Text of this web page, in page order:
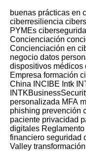
buenas prácticas en
ciberresiliencia
PYMEs
Concienciación
Concienciación en
negocio datos
dispositivos médicos
Empresa formación
China
INCIBE Intk
personalizada MFA
phishing prevención
paciente privacidad
digitales
financiero seguridad
Valley transformación